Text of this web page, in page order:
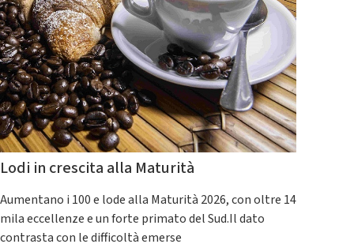
Lodi in crescita alla Maturità
Aumentano i 100 e lode alla Maturità 2026, con oltre 14
mila eccellenze e un forte primato del Sud.Il dato
contrasta con le difficoltà emerse